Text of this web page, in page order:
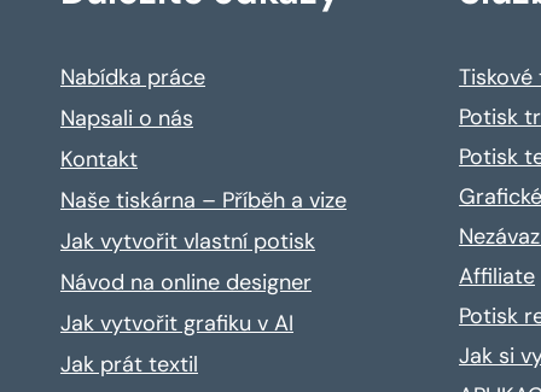
Nabídka práce
Napsali o nás
Kontakt
Naše tiskárna – Příběh a vize
Jak vytvořit vlastní potisk
Návod na online designer
Jak vytvořit grafiku v AI
Jak prát textil
Potisk
Potisk
Affiliate
Potisk
Jak si